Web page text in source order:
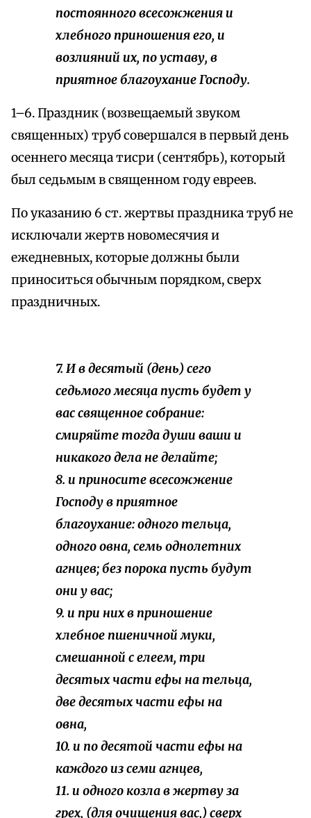
постоянного всесожжения и
хлебного приношения его, и
возлияний их, по уставу, в
приятное благоухание Господу.
1–6. Праздник (возвещаемый звуком
священных) труб совершался в первый день
осеннего месяца тисри (сентябрь), который
был седьмым в священном году евреев.
По указанию 6 ст. жертвы праздника труб не
исключали жертв новомесячия и
ежедневных, которые должны были
приноситься обычным порядком, сверх
праздничных.
7. И в десятый (день) сего
седьмого месяца пусть будет у
вас священное собрание:
смиряйте тогда души ваши и
никакого дела не делайте;
8. и приносите всесожжение
Господу в приятное
благоухание: одного тельца,
одного овна, семь однолетних
агнцев; без порока пусть будут
они у вас;
9. и при них в приношение
хлебное пшеничной муки,
смешанной с елеем, три
десятых части ефы на тельца,
две десятых части ефы на
овна,
10. и по десятой части ефы на
каждого из семи агнцев,
11. и одного козла в жертву за
грех, (для очищения вас,) сверх